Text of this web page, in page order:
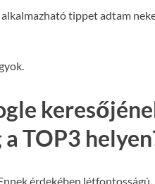
tippet adtam
TOP3
érdekében létfontosságú,